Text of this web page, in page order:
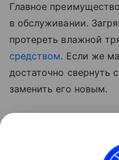
Главное
в обслуживании.
протереть влажной
средством. Если же
достаточно свернуть
заменить его новым.
Необходимо